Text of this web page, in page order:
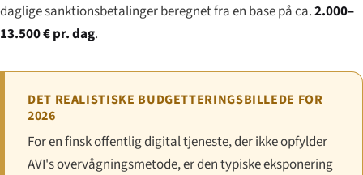
daglige sanktionsbetalinger beregnet fra en base på ca.2.000–
13.500 € pr. dag.
DET REALISTISKE BUDGETTERINGSBILLEDE FOR
2026
For en finsk offentlig digital tjeneste, der ikke opfylder
AVI's overvågningsmetode, er den typiske eksponering